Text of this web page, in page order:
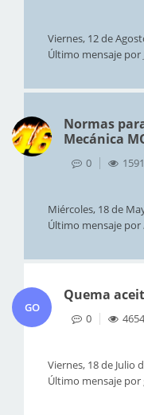
Viernes, 12 de
Último mensaje por
Normas
Mecánica
0
Miércoles, 18 de
Último mensaje por
GO
Quema
0 4654
Viernes, 18 de Julio
Último mensaje por